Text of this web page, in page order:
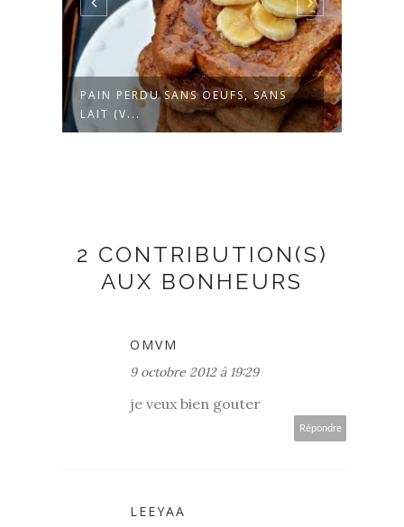
PAIN PERDU SANS OEUFS, SANS
LAIT (V...
2 CONTRIBUTION(S)
AUX BONHEURS
OMVM
9 octobre 2012 à 19:29
je veux bien gouter
Répondre
LEEYAA